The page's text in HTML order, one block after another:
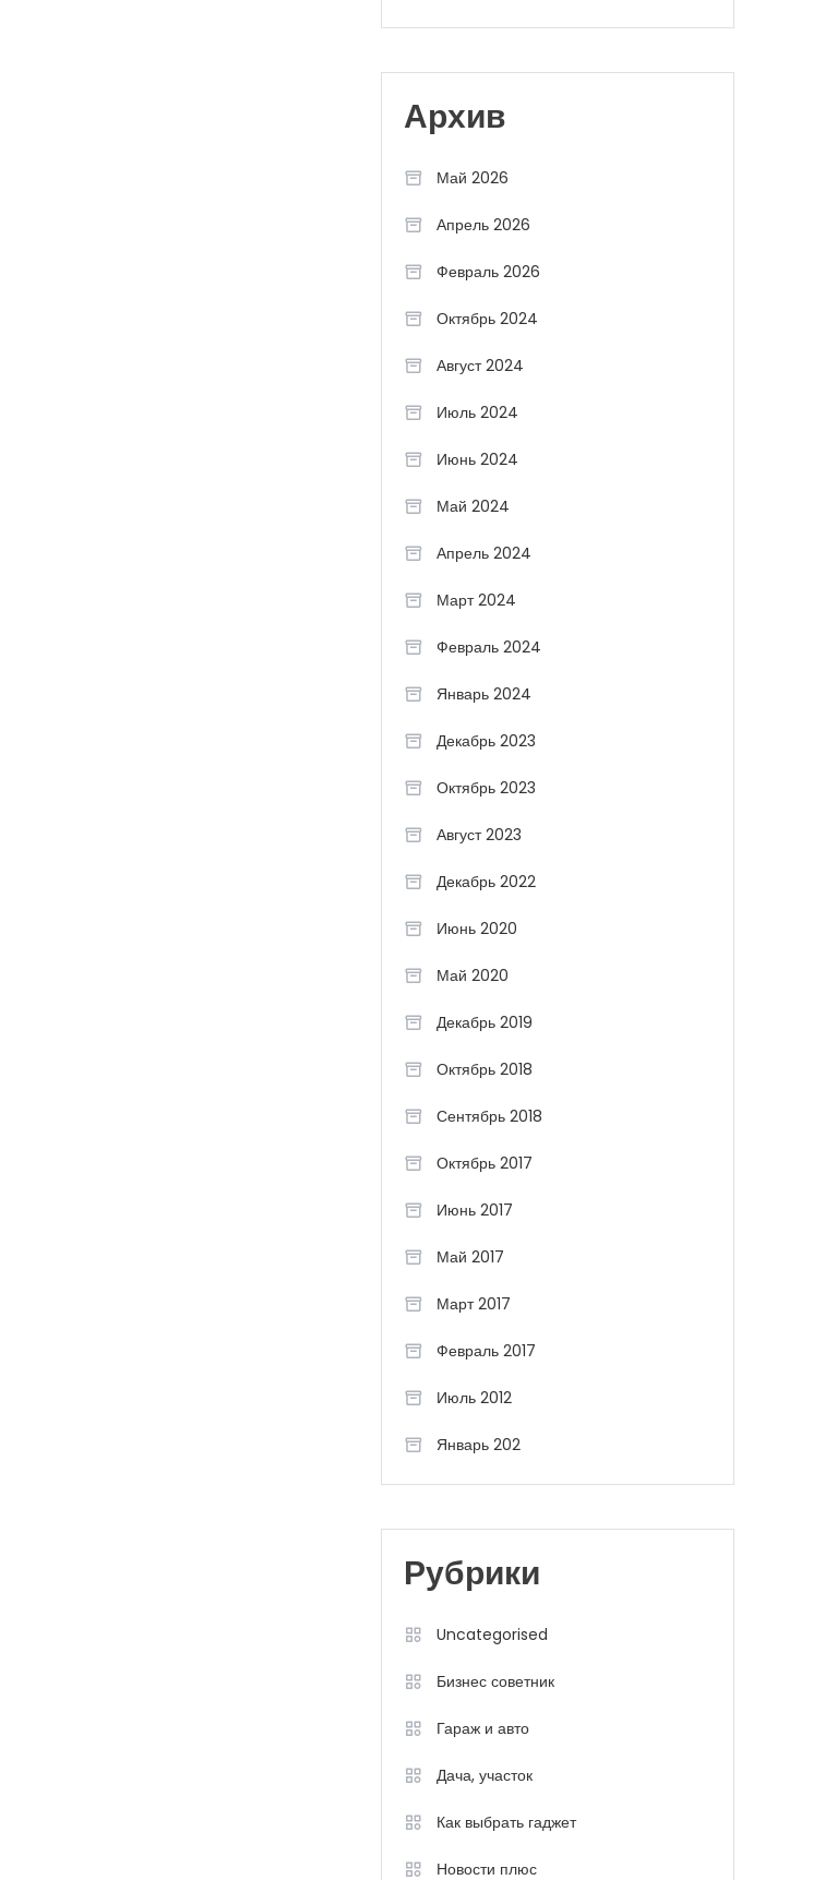
Архив
Май 2026
Апрель 2026
Февраль 2026
Октябрь 2024
Август 2024
Июль 2024
Июнь 2024
Май 2024
Апрель 2024
Март 2024
Февраль 2024
Январь 2024
Декабрь 2023
Октябрь 2023
Август 2023
Декабрь 2022
Июнь 2020
Май 2020
Декабрь 2019
Октябрь 2018
Сентябрь 2018
Октябрь 2017
Июнь 2017
Май 2017
Март 2017
Февраль 2017
Июль 2012
Январь 202
Рубрики
Uncategorised
Бизнес советник
Гараж и авто
Дача, участок
Как выбрать гаджет
Новости плюс